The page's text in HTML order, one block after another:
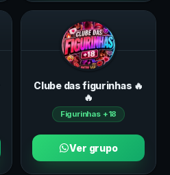
Clube das figurinhas 🔥
🔥
Figurinhas +18
Ver grupo